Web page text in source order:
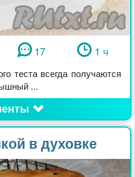
17 1 ч
теста всегда получаются
...
в духовке